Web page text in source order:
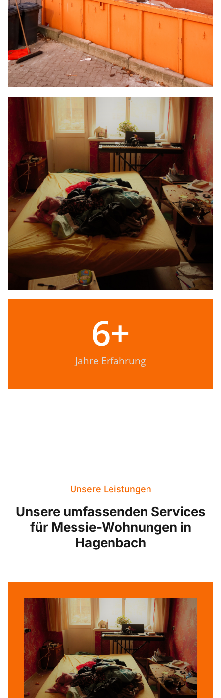
Jahre Erfahrung
6+
Unsere Leistungen
Unsere umfassenden Services
für Messie-Wohnungen in
Hagenbach